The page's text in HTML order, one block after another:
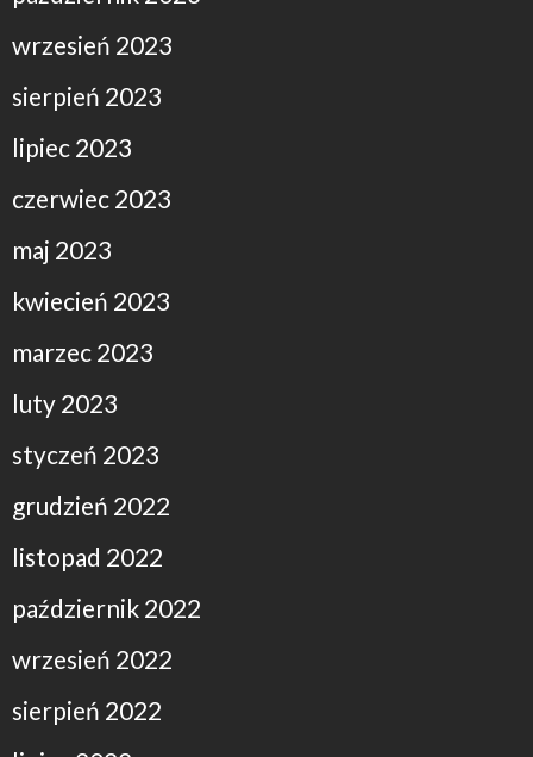
wrzesień 2023
sierpień 2023
lipiec 2023
czerwiec 2023
maj 2023
kwiecień 2023
marzec 2023
luty 2023
styczeń 2023
grudzień 2022
listopad 2022
październik 2022
wrzesień 2022
sierpień 2022